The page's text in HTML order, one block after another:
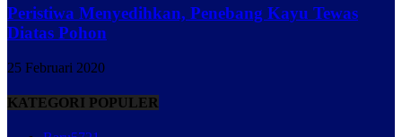
Peristiwa Menyedihkan, Penebang Kayu Tewas
Diatas Pohon
25 Februari 2020
KATEGORI POPULER